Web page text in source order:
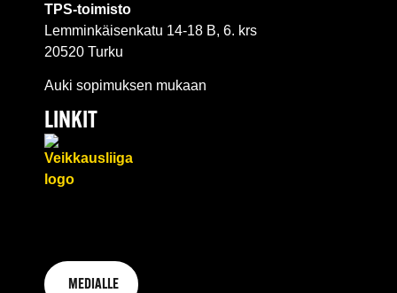
TPS-toimisto
Lemminkäisenkatu 14-18 B, 6. krs
20520 Turku
Auki sopimuksen mukaan
LINKIT
MEDIALLE